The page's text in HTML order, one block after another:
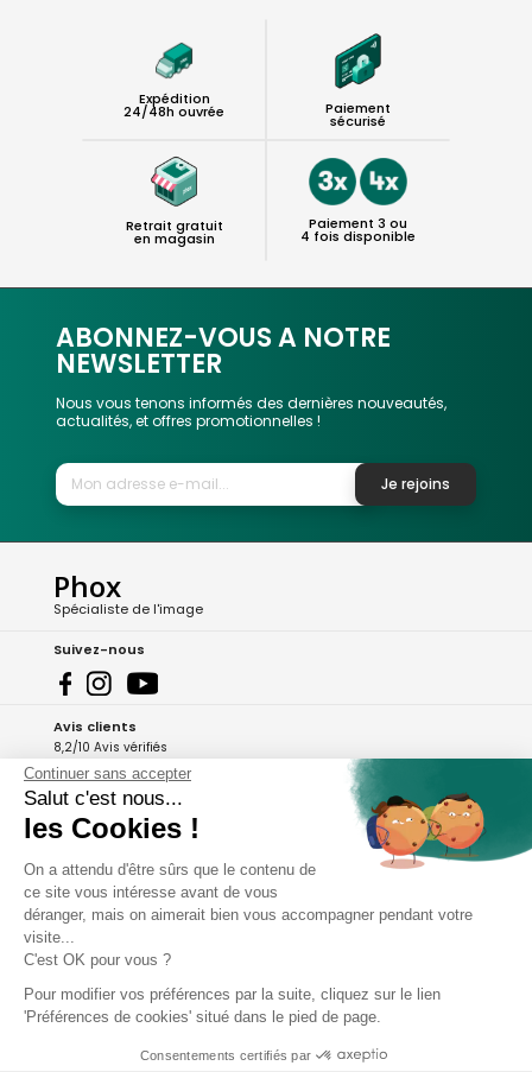
Expédition
24/48h ouvrée Paiement
sécurisé
Retrait gratuit
en magasin
Paiement 3 ou
4 fois disponible
ABONNEZ-VOUS A NOTRE
NEWSLETTER
Nous vous tenons informés des dernières nouveautés,
actualités, et offres promotionnelles !
Je rejoins
Phox
Spécialiste de l'image
Suivez-nous
Avis clients
8,2/10 Avis vérifiés
L'Appli Phox
A propos de Phox
Services et garanties
Continuer sans accepter
Salut c'est nous...
les Cookies !
On a attendu d'être sûrs que le contenu de
ce site vous intéresse avant de vous
déranger, mais on aimerait bien vous accompagner pendant votre
visite...
C'est OK pour vous ?
Pour modifier vos préférences par la suite, cliquez sur le lien
'Préférences de cookies' situé dans le pied de page.
Consentements certifiés par